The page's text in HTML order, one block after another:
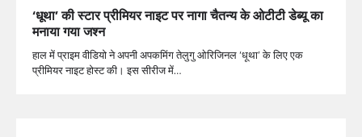
‘धूथा’ की स्टार प्रीमियर नाइट पर नागा चैतन्य के ओटीटी डेब्यू का
मनाया गया जश्न
हाल में प्राइम वीडियो ने अपनी अपकमिंग तेलुगु ओरिजिनल ‘धूथा’ के लिए एक
प्रीमियर नाइट होस्ट की। इस सीरीज में…